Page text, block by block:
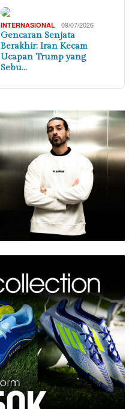
INTERNASIONAL 09/07/2026
Gencaran Senjata
Berakhir: Iran Kecam
Ucapan Trump yang
Sebu…